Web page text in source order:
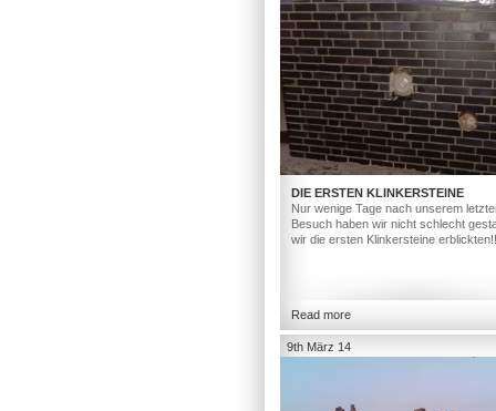
DIE ERSTEN KLINKERSTEINE
Nur wenige Tage nach unserem
Besuch haben wir nicht schlecht
wir die ersten Klinkersteine
Read more
9th März 14